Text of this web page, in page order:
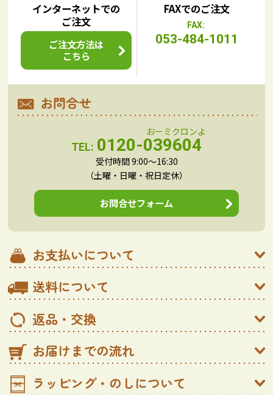
インターネットでの
ご注文
ご注文方法は
こちら
FAXでのご注文
FAX:
053-484-1011
お問合せ
TEL: 0120-039604
受付時間 9:00～16:30
（土曜・日曜・祝日定休）
お問合せフォーム
お支払いについて
送料について
返品・交換
お届けまでの流れ
ラッピング・のしについて